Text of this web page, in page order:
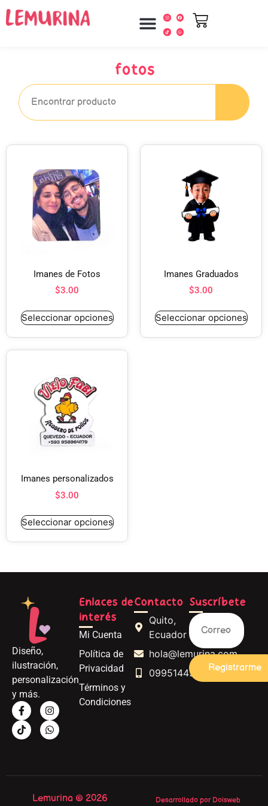
fotos
Imanes de Fotos
$3.00
Seleccionar opciones
Imanes Graduados
$3.00
Seleccionar opciones
Imanes personalizados
$3.00
Seleccionar opciones
Diseño,
ilustración,
personalización
y más.
Enlaces de
interés
Mi Cuenta
Política de
Privacidad
Términos y
Condiciones
Contacto
Quito,
Ecuador
hola@lemurina.com
0995144562
Suscríbete
Registrarme
Lemurina © 2026 Desarrollado por Doisweb